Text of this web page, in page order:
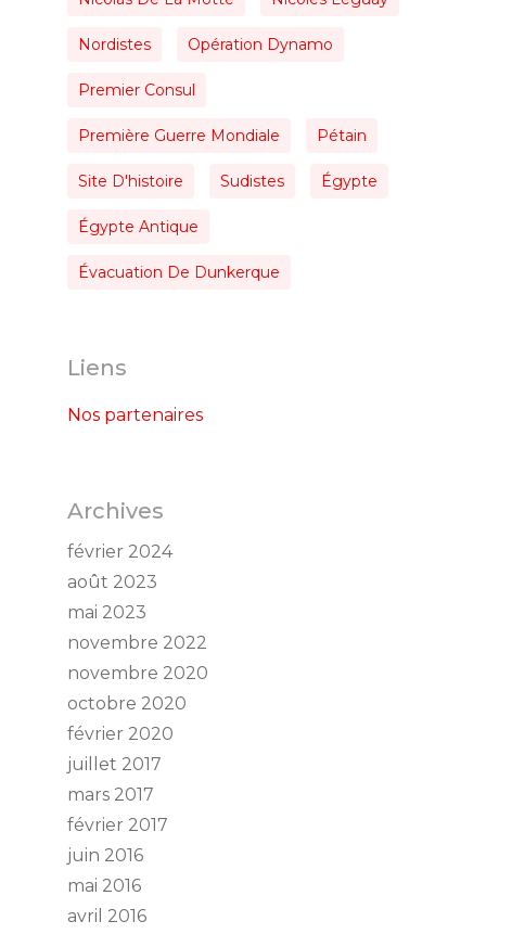
Nordistes Opération Dynamo
Premier Consul
Première Guerre Mondiale Pétain
Site D'histoire Sudistes Égypte
Égypte Antique
Évacuation De Dunkerque
Liens
Nos partenaires
Archives
février 2024
août 2023
mai 2023
novembre 2022
novembre 2020
octobre 2020
février 2020
juillet 2017
mars 2017
février 2017
juin 2016
mai 2016
avril 2016